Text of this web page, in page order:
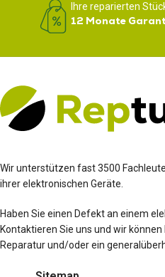
Ihre reparierten
12 Monate
Wir unterstützen fast 3500
ihrer elektronischen Geräte.
Haben Sie einen Defekt an einem
Kontaktieren Sie uns und wir
Reparatur und/oder ein